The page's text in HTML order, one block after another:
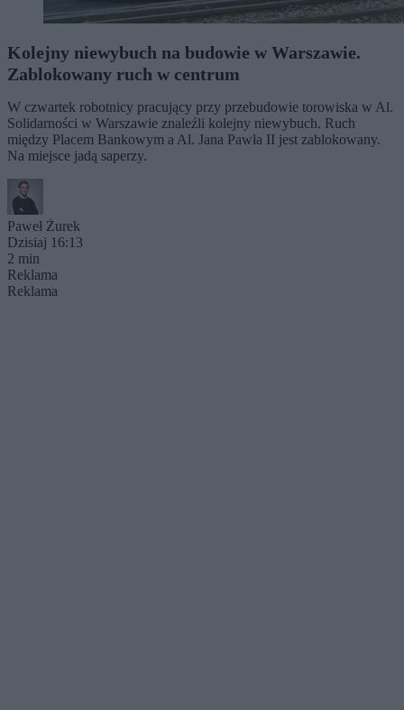
Kolejny niewybuch na budowie w Warszawie.
Zablokowany ruch w centrum
W czwartek robotnicy pracujący przy przebudowie torowiska w Al.
Solidarności w Warszawie znaleźli kolejny niewybuch. Ruch
między Placem Bankowym a Al. Jana Pawła II jest zablokowany.
Na miejsce jadą saperzy.
Paweł Żurek
Dzisiaj 16:13
2 min
Reklama
Reklama